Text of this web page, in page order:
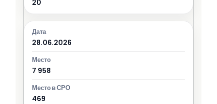
20
28.06.2026
7 958
469